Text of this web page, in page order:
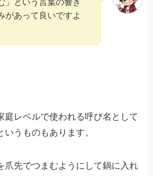
」という言葉の響き
があって良いですよ
庭レベルで使われる呼び名として
いうものもあります。
爪先でつまむようにして鍋に入れ